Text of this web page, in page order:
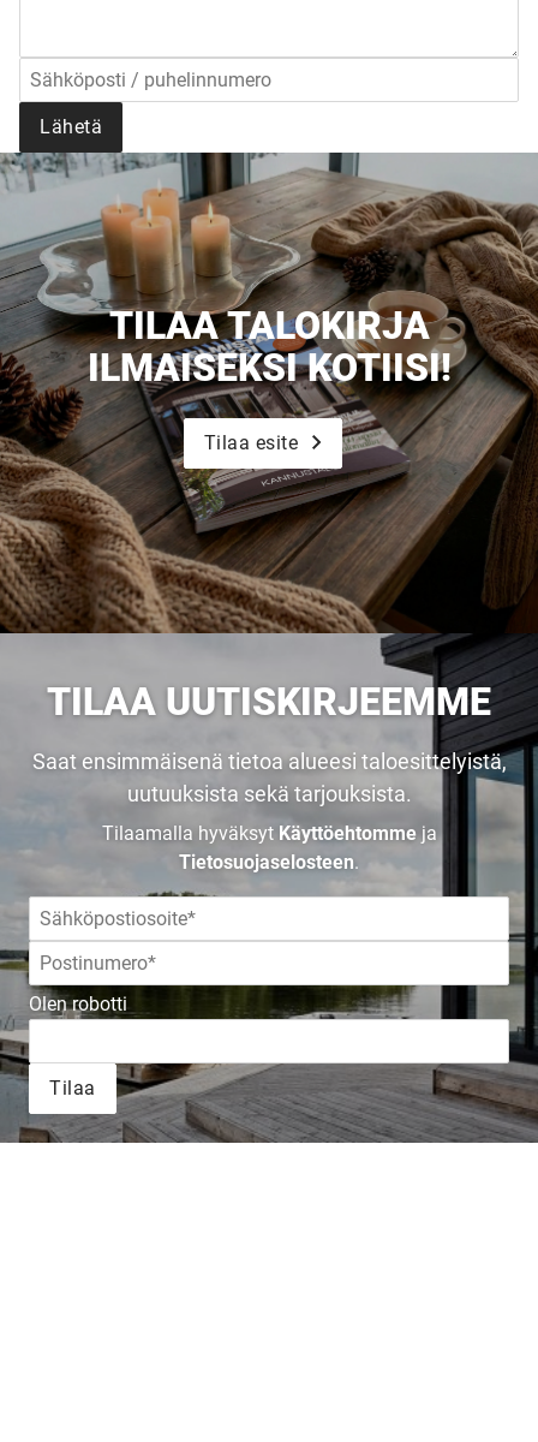
Lähetä
TILAA TALOKIRJA
ILMAISEKSI KOTIISI!
Tilaa esite
TILAA UUTISKIRJEEMME
Saat ensimmäisenä tietoa alueesi taloesittelyistä,
uutuuksista sekä tarjouksista.
Tilaamalla hyväksyt Käyttöehtommeja
Tietosuojaselosteen.
Olen robotti
Tilaa